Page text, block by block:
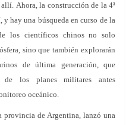
Ahora, la construcción de la 4ª
y hay una búsqueda en curso de la
los científicos chinos no solo
sino que también explorarán
de última generación, que
de los planes militares antes
oceánico.
provincia de Argentina, lanzó una